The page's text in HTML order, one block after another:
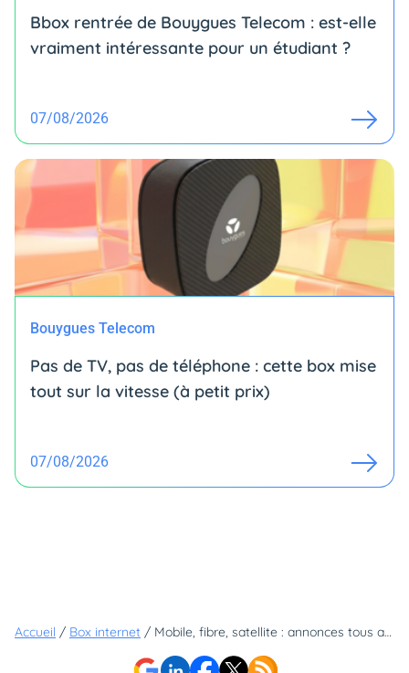
Bbox rentrée de Bouygues Telecom : est-elle
vraiment intéressante pour un étudiant ?
07/08/2026
Bouygues Telecom
Pas de TV, pas de téléphone : cette box mise
tout sur la vitesse (à petit prix)
07/08/2026
Accueil / Box internet / Mobile, fibre, satellite : annonces tous azimuts sur le très haut débit